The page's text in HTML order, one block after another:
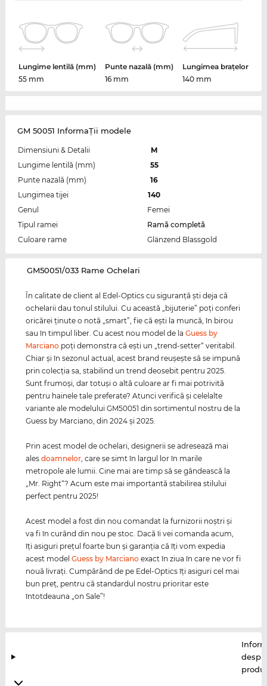
Lungime lentilă (mm)
55 mm
Punte nazală (mm)
16 mm
Lungimea brațelor
140 mm
GM 50051 InformaŢii modele
Dimensiuni & Detalii
M
Lungime lentilă (mm)
55
Punte nazală (mm)
16
Lungimea tijei
140
Genul
Femei
Tipul ramei
Ramă completă
Culoare rame
Glänzend Blassgold
‌GM50051/033 Rame Ochelari
În calitate de client al Edel-Optics cu siguranţă şti deja că
ochelarii dau tonul stilului. Cu această „bijuterie” poţi conferi
oricărei ţinute o notă „smart”, fie că eşti la muncă, în birou
sau în timpul liber. Cu acest nou model de laGuess by
Marciano poţi demonstra că eşti un „trend-setter“ veritabil.
Chiar şi în sezonul actual, acest brand reuşeşte să se impună
prin colecţia sa, stabilind un trend deosebit pentru 2025.
Sunt frumoşi, dar totuşi o altă culoare ar fi mai potrivită
pentru hainele tale preferate? Atunci verifică şi celelalte
variante ale modelului GM50051 din sortimentul nostru de la
Guess by Marciano, din 2024 şi 2025.
Prin acest model de ochelari, designerii se adresează mai
alesdoamnelor , care se simt în largul lor în marile
metropole ale lumii. Cine mai are timp să se gândească la
„Mr. Right“? Acum este mai importantă stabilirea stilului
perfect pentru 2025!
Acest model a fost din nou comandat la furnizorii noştri şi
va fi în curând din nou pe stoc. Dacă îi vei comanda acum,
îţi asiguri preţul foarte bun şi garanţia că îţi vom expedia
acest modelGuess by Marciano exact în ziua în care ne vor fi
nouă livraţi. Cumpărând de pe Edel-Optics îţi asiguri cel mai
bun preţ, pentru că standardul nostru prioritar este
întotdeauna „on Sale”!